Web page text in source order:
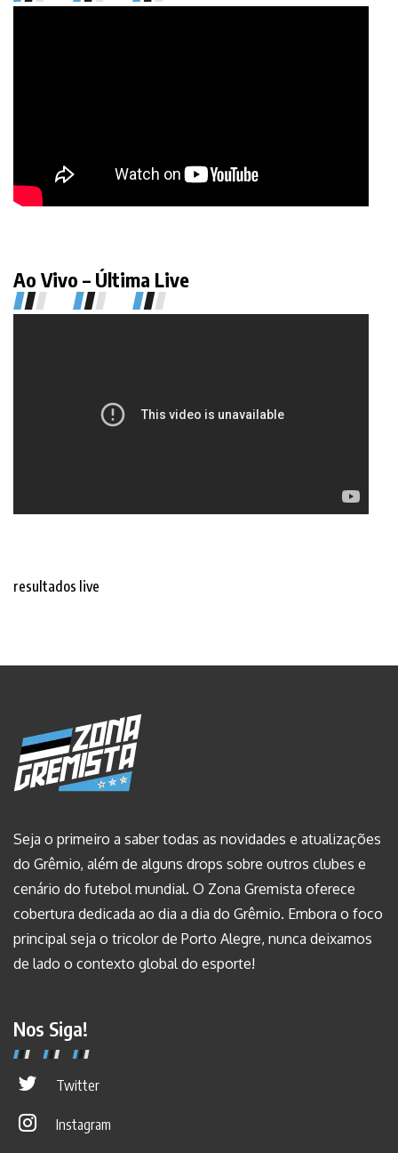
Ao Vivo – Última Live
resultados live
Seja o primeiro a saber todas as novidades e atualizações
do Grêmio, além de alguns drops sobre outros clubes e
cenário do futebol mundial. O Zona Gremista oferece
cobertura dedicada ao dia a dia do Grêmio. Embora o foco
principal seja o tricolor de Porto Alegre, nunca deixamos
de lado o contexto global do esporte!
Nos Siga!
Twitter
Instagram